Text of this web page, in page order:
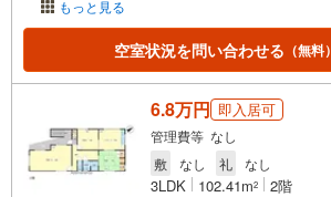
もっと見る
空室状況を問い合わせる （無料）
6.8万円 即入居可
管理費等 なし
敷
なし 礼 なし
3LDK 102.41m2 2階